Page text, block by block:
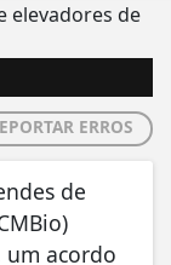
ERROS
de
um acordo